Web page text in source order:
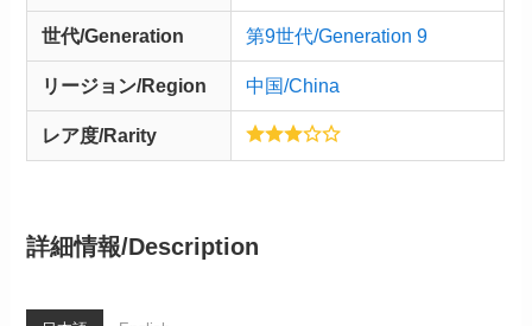
世代/Generation 第9世代/Generation 9
リージョン/Region 中国/China
レア度/Rarity
詳細情報/Description